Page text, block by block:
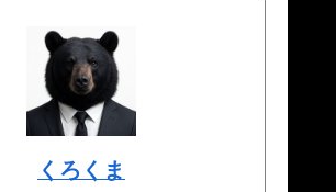
くろくま